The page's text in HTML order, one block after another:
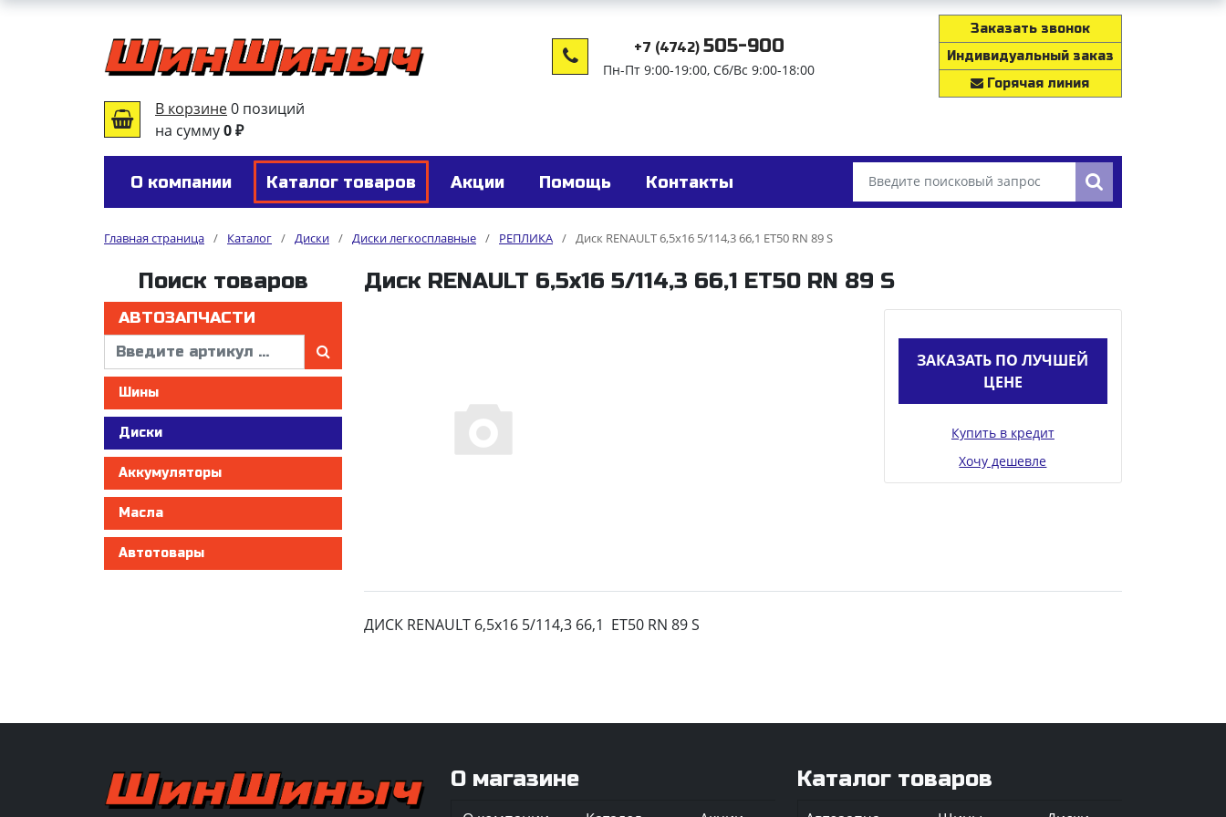
В корзине0 позиций
на сумму0 ₽
+7 (4742) 505-900
Пн-Пт 9:00-19:00, Сб/Вс 9:00-18:00
Заказать звонок
Индивидуальный заказ
Горячая линия
О компании Каталог товаров Акции Помощь Контакты
Главная страница / Каталог / Диски / Диски легкосплавные / РЕПЛИКА / Диск RENAULT 6,5x16 5/114,3 66,1 ET50 RN 89 S
Поиск товаров
АВТОЗАПЧАСТИ
Шины
Диски
Аккумуляторы
Масла
Автотовары
Диск RENAULT 6,5x16 5/114,3 66,1 ET50 RN 89 S
ЗАКАЗАТЬ ПО ЛУЧШЕЙ
ЦЕНЕ
Купить в кредит
Хочу дешевле
ДИСК RENAULT 6,5x16 5/114,3 66,1 ET50 RN 89 S
О магазине Каталог товаров